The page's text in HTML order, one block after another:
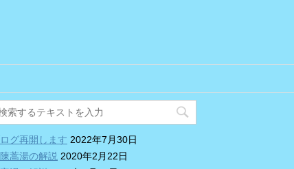
グ再開します 2022年7月30日
蒿湯の解説 2020年2月22日